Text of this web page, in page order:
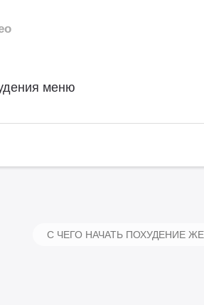
меню
С ЧЕГО НАЧАТЬ ПОХУДЕНИЕ